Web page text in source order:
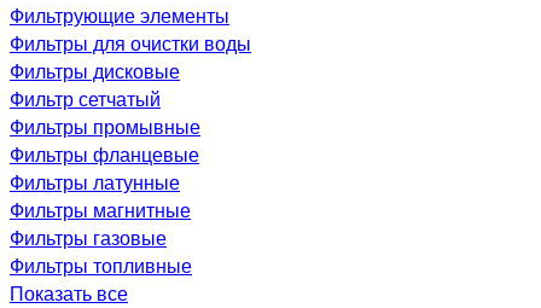
Фильтрующие элементы
Фильтры для очистки воды
Фильтры дисковые
Фильтр сетчатый
Фильтры промывные
Фильтры фланцевые
Фильтры латунные
Фильтры магнитные
Фильтры газовые
Фильтры топливные
Показать все